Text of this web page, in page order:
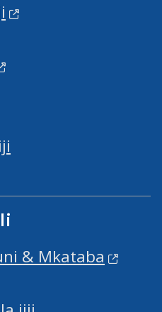
& Mkataba